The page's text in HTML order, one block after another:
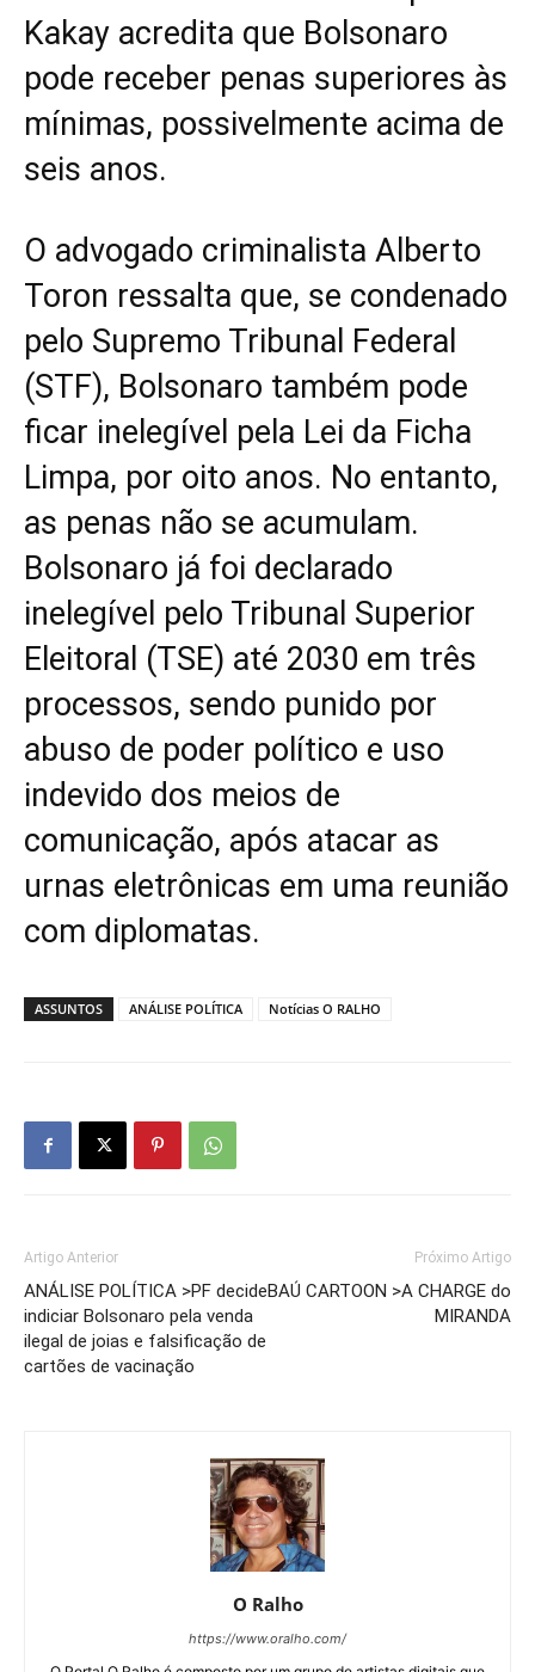
Kakay acredita que Bolsonaro
pode receber penas superiores às
mínimas, possivelmente acima de
seis anos.
O advogado criminalista Alberto
Toron ressalta que, se condenado
pelo Supremo Tribunal Federal
(STF), Bolsonaro também pode
ficar inelegível pela Lei da Ficha
Limpa, por oito anos. No entanto,
as penas não se acumulam.
Bolsonaro já foi declarado
inelegível pelo Tribunal Superior
Eleitoral (TSE) até 2030 em três
processos, sendo punido por
abuso de poder político e uso
indevido dos meios de
comunicação, após atacar as
urnas eletrônicas em uma reunião
com diplomatas.
ASSUNTOS ANÁLISE POLÍTICA Notícias O RALHO
Artigo Anterior
ANÁLISE POLÍTICA >PF decide
indiciar Bolsonaro pela venda
ilegal de joias e falsificação de
cartões de vacinação
Próximo Artigo
BAÚ CARTOON >A CHARGE do
MIRANDA
O Ralho
https://www.oralho.com/